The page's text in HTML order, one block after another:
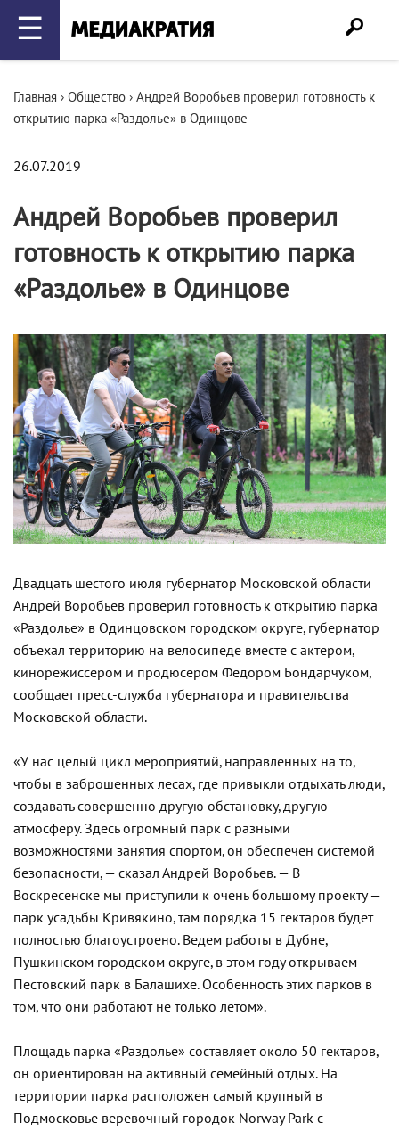
☰
Главная › Общество › Андрей Воробьев проверил готовность к
открытию парка «Раздолье» в Одинцове
26.07.2019
Андрей Воробьев проверил
готовность к открытию парка
«Раздолье» в Одинцове
Двадцать шестого июля губернатор Московской области
Андрей Воробьев проверил готовность к открытию парка
«Раздолье» в Одинцовском городском округе, губернатор
объехал территорию на велосипеде вместе с актером,
кинорежиссером и продюсером Федором Бондарчуком,
сообщает пресс-служба губернатора и правительства
Московской области.
«У нас целый цикл мероприятий, направленных на то,
чтобы в заброшенных лесах, где привыкли отдыхать люди,
создавать совершенно другую обстановку, другую
атмосферу. Здесь огромный парк с разными
возможностями занятия спортом, он обеспечен системой
безопасности, — сказал Андрей Воробьев. — В
Воскресенске мы приступили к очень большому проекту —
парк усадьбы Кривякино, там порядка 15 гектаров будет
полностью благоустроено. Ведем работы в Дубне,
Пушкинском городском округе, в этом году открываем
Пестовский парк в Балашихе. Особенность этих парков в
том, что они работают не только летом».
Площадь парка «Раздолье» составляет около 50 гектаров,
он ориентирован на активный семейный отдых. На
территории парка расположен самый крупный в
Подмосковье веревочный городок Norway Park с